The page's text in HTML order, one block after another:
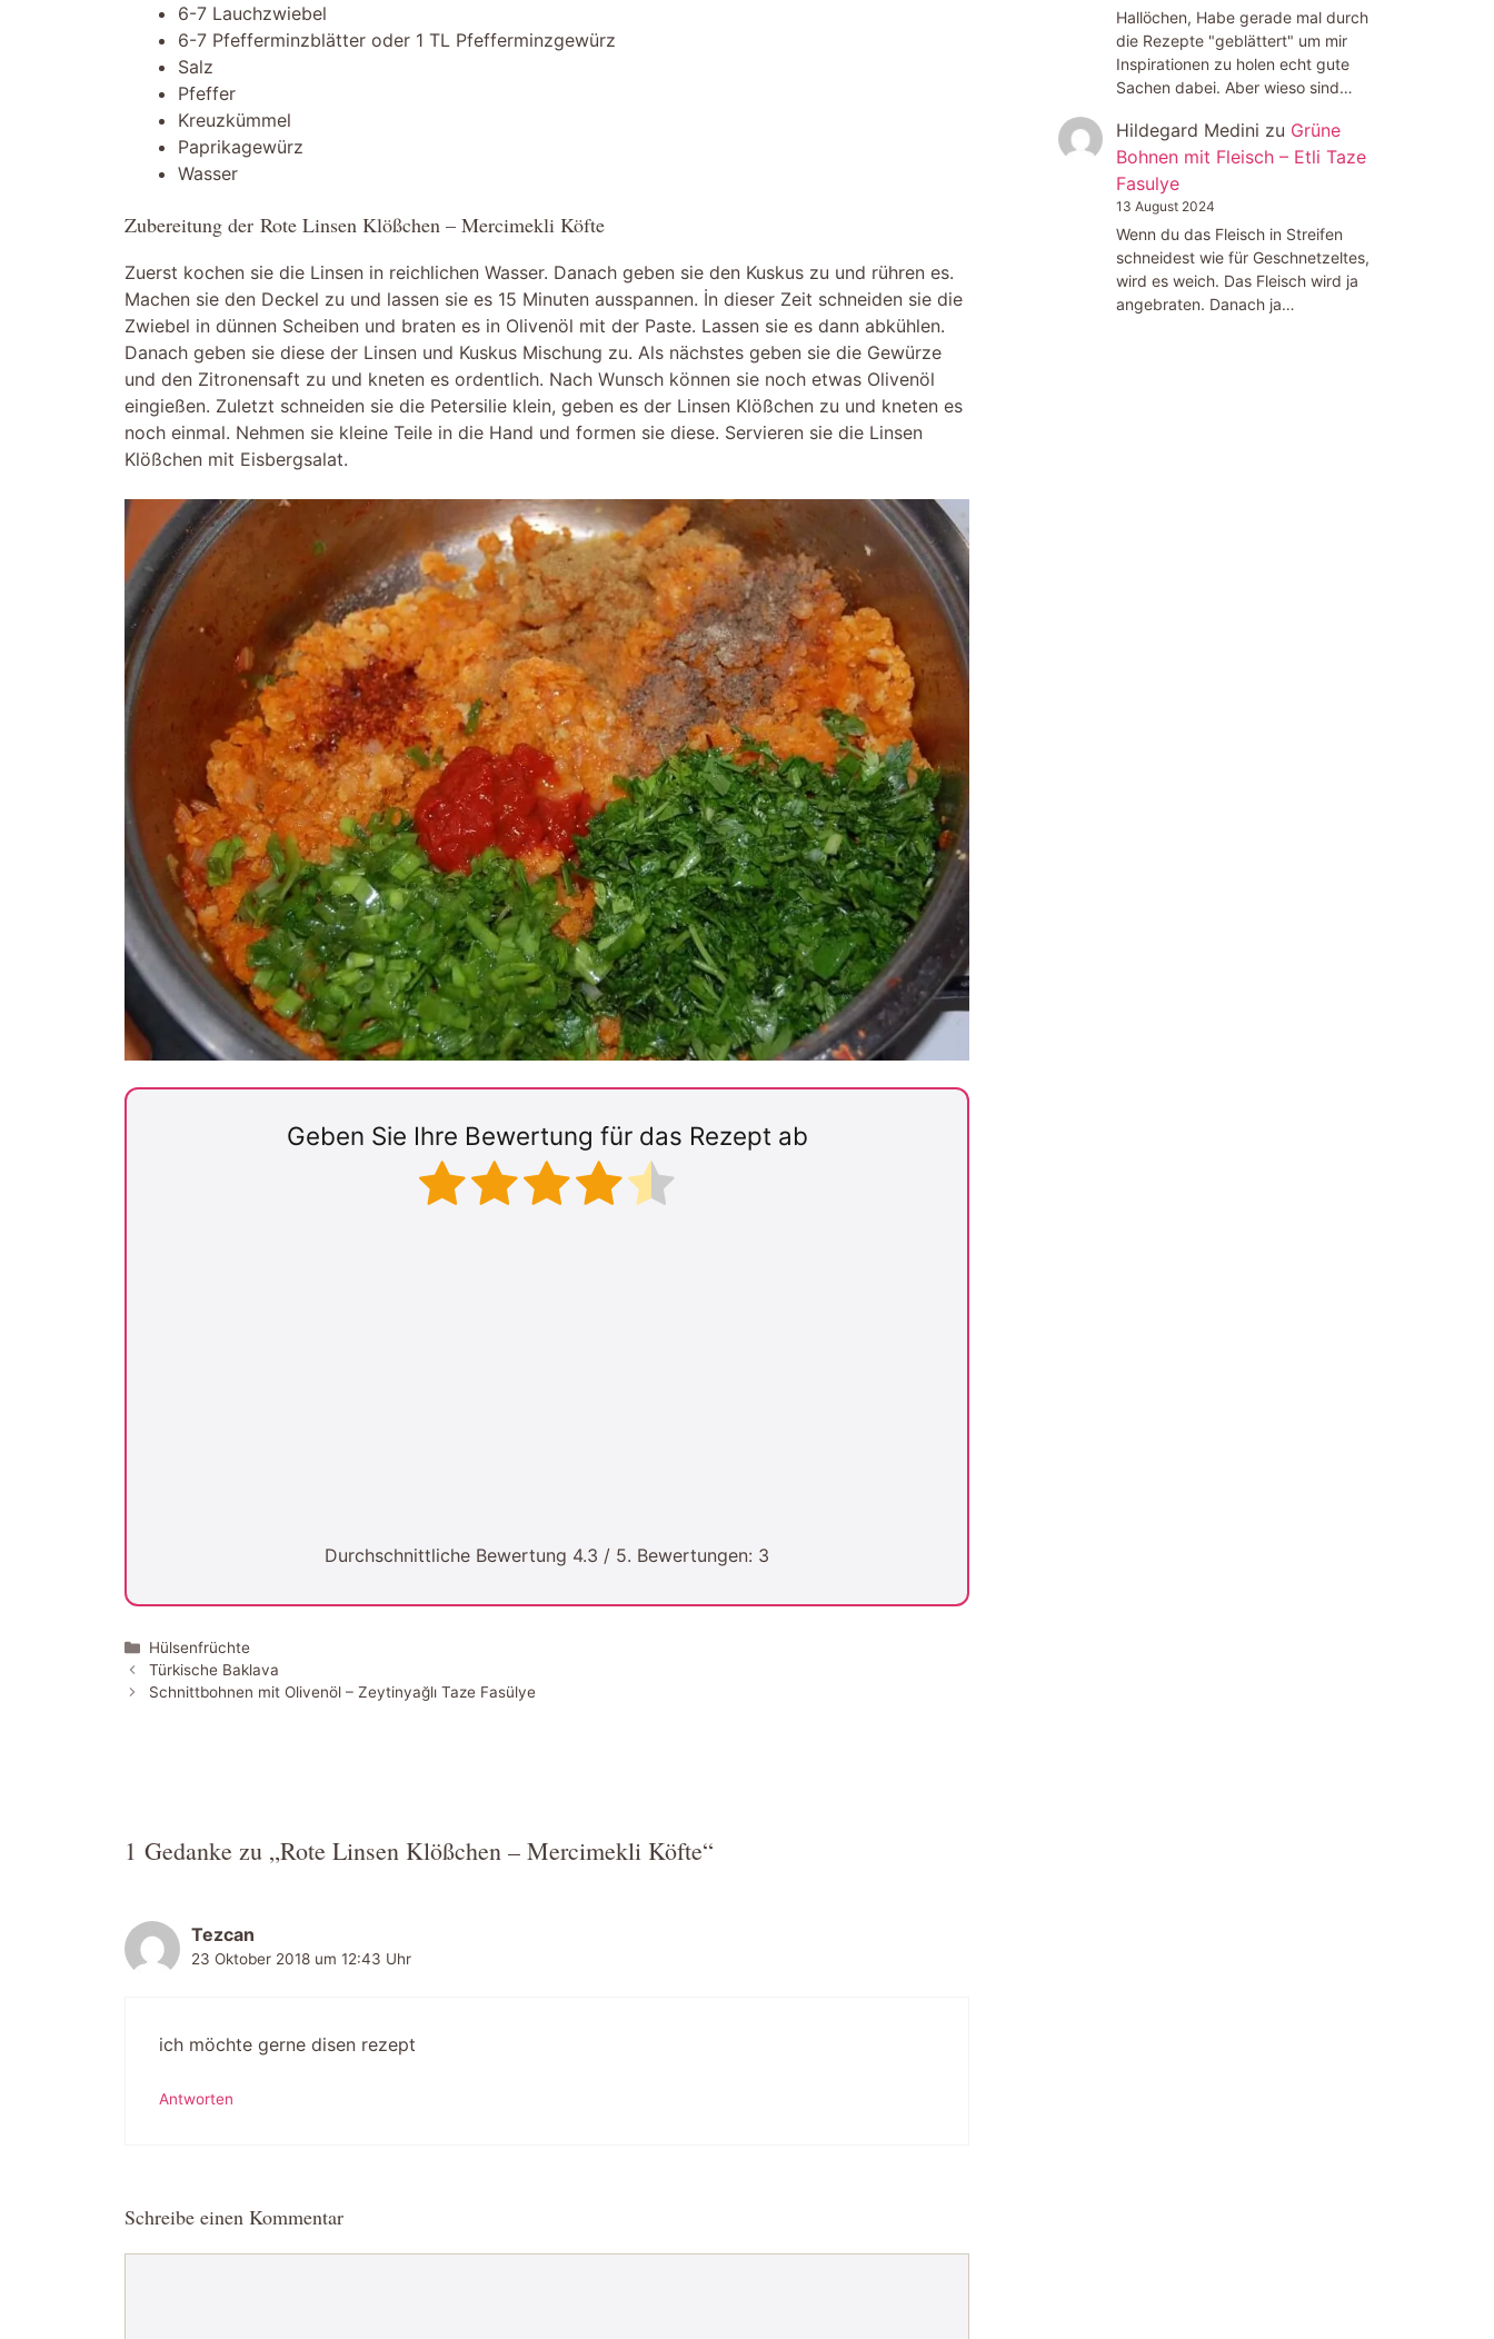
6-7 Lauchzwiebel
6-7 Pfefferminzblätter oder 1 TL Pfefferminzgewürz
Salz
Pfeffer
Kreuzkümmel
Paprikagewürz
Wasser
Zubereitung der Rote Linsen Klößchen – Mercimekli Köfte
Zuerst kochen sie die Linsen in reichlichen Wasser. Danach geben sie den Kuskus zu und rühren es.
Machen sie den Deckel zu und lassen sie es 15 Minuten ausspannen. İn dieser Zeit schneiden sie die
Zwiebel in dünnen Scheiben und braten es in Olivenöl mit der Paste. Lassen sie es dann abkühlen.
Danach geben sie diese der Linsen und Kuskus Mischung zu. Als nächstes geben sie die Gewürze
und den Zitronensaft zu und kneten es ordentlich. Nach Wunsch können sie noch etwas Olivenöl
eingießen. Zuletzt schneiden sie die Petersilie klein, geben es der Linsen Klößchen zu und kneten es
noch einmal. Nehmen sie kleine Teile in die Hand und formen sie diese. Servieren sie die Linsen
Klößchen mit Eisbergsalat.
Geben Sie Ihre Bewertung für das Rezept ab
Durchschnittliche Bewertung 4.3 / 5. Bewertungen: 3
Kategorien
Hülsenfrüchte
Türkische Baklava
Schnittbohnen mit Olivenöl – Zeytinyağlı Taze Fasülye
1 Gedanke zu „Rote Linsen Klößchen – Mercimekli Köfte“
Tezcan
23 Oktober 2018 um 12:43 Uhr
ich möchte gerne disen rezept
Antworten
Schreibe einen Kommentar
Hallöchen, Habe gerade mal durch
die Rezepte "geblättert" um mir
Inspirationen zu holen echt gute
Sachen dabei. Aber wieso sind…
Hildegard Medini zu Grüne
Bohnen mit Fleisch – Etli Taze
Fasulye
13 August 2024
Wenn du das Fleisch in Streifen
schneidest wie für Geschnetzeltes,
wird es weich. Das Fleisch wird ja
angebraten. Danach ja…